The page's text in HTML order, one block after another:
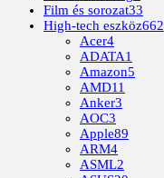
Film és sorozat33
High-tech eszköz662
Acer4
ADATA1
Amazon5
AMD11
Anker3
AOC3
Apple89
ARM4
ASML2